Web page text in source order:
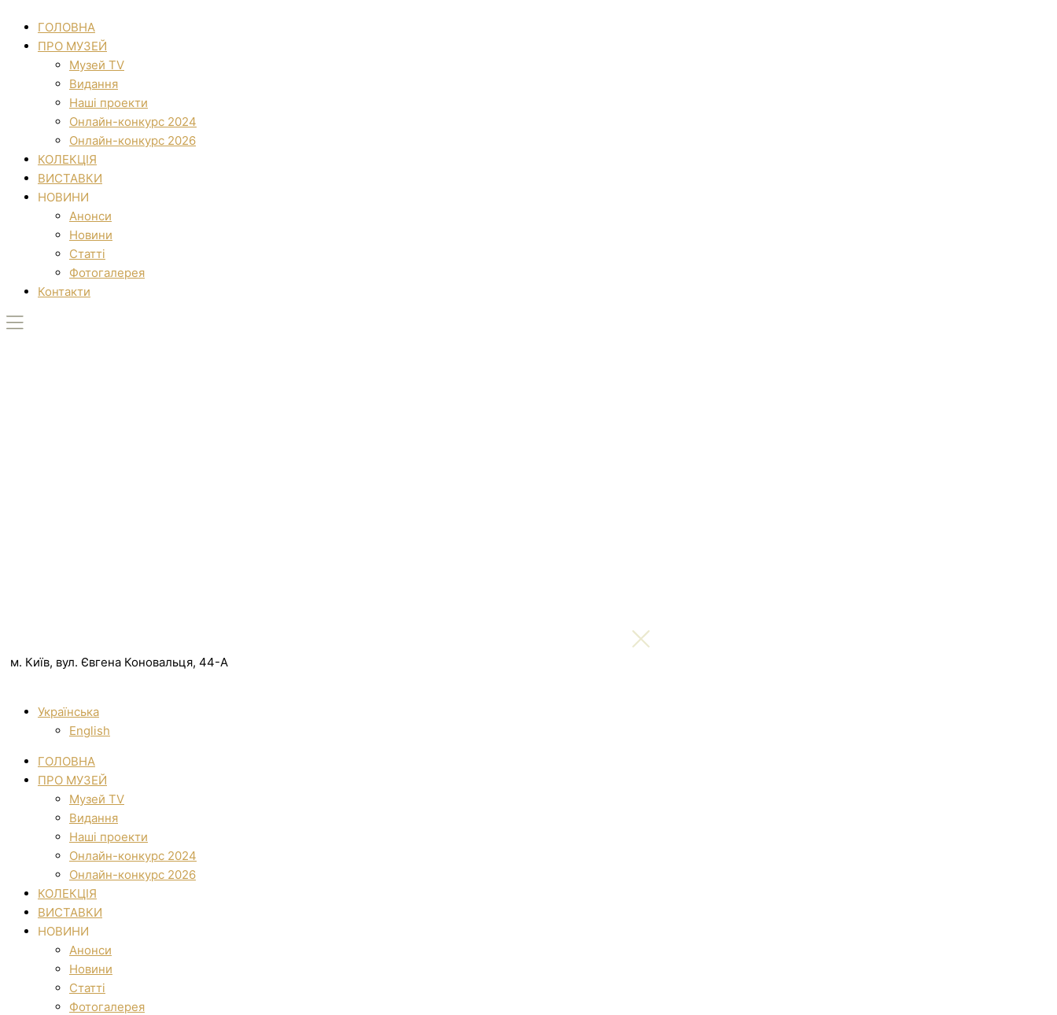
ГОЛОВНА
ПРО МУЗЕЙ
Музей TV
Видання
Наші проекти
Онлайн-конкурс 2024
Онлайн-конкурс 2026
КОЛЕКЦІЯ
ВИСТАВКИ
НОВИНИ
Анонси
Новини
Статті
Фотогалерея
Контакти
м. Київ, вул. Євгена Коновальця, 44-А
Українська
English
ГОЛОВНА
ПРО МУЗЕЙ
Музей TV
Видання
Наші проекти
Онлайн-конкурс 2024
Онлайн-конкурс 2026
КОЛЕКЦІЯ
ВИСТАВКИ
НОВИНИ
Анонси
Новини
Статті
Фотогалерея